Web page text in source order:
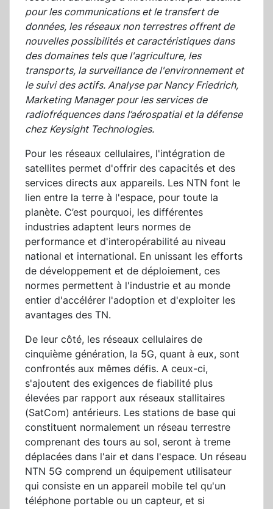
pour les communications et le transfert de
données, les réseaux non terrestres offrent de
nouvelles possibilités et caractéristiques dans
des domaines tels que l'agriculture, les
transports, la surveillance de l'environnement et
le suivi des actifs. Analyse par Nancy Friedrich,
Marketing Manager pour les services de
radiofréquences dans l’aérospatial et la défense
chez Keysight Technologies.
Pour les réseaux cellulaires, l'intégration de
satellites permet d'offrir des capacités et des
services directs aux appareils. Les NTN font le
lien entre la terre à l'espace, pour toute la
planète. C’est pourquoi, les différentes
industries adaptent leurs normes de
performance et d'interopérabilité au niveau
national et international. En unissant les efforts
de développement et de déploiement, ces
normes permettent à l'industrie et au monde
entier d'accélérer l'adoption et d'exploiter les
avantages des TN.
De leur côté, les réseaux cellulaires de
cinquième génération, la 5G, quant à eux, sont
confrontés aux mêmes défis. A ceux-ci,
s'ajoutent des exigences de fiabilité plus
élevées par rapport aux réseaux stallitaires
(SatCom) antérieurs. Les stations de base qui
constituent normalement un réseau terrestre
comprenant des tours au sol, seront à treme
déplacées dans l'air et dans l'espace. Un réseau
NTN 5G comprend un équipement utilisateur
qui consiste en un appareil mobile tel qu'un
téléphone portable ou un capteur, et si